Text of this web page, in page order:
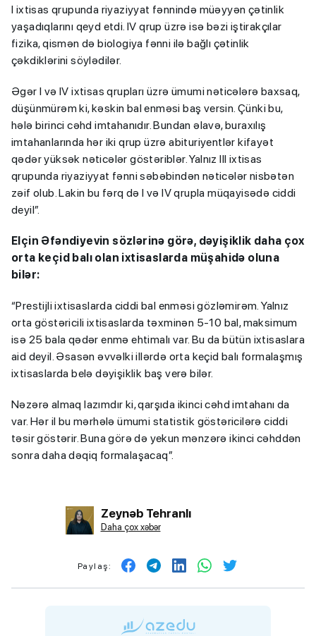
I ixtisas qrupunda riyaziyyat fənnində müəyyən çətinlik
yaşadıqlarını qeyd etdi. IV qrup üzrə isə bəzi iştirakçılar
fizika, qismən də biologiya fənni ilə bağlı çətinlik
çəkdiklərini söylədilər.
Əgər I və IV ixtisas qrupları üzrə ümumi nəticələrə baxsaq,
düşünmürəm ki, kəskin bal enməsi baş versin. Çünki bu,
hələ birinci cəhd imtahanıdır. Bundan əlavə, buraxılış
imtahanlarında hər iki qrup üzrə abituriyentlər kifayət
qədər yüksək nəticələr göstəriblər. Yalnız III ixtisas
qrupunda riyaziyyat fənni səbəbindən nəticələr nisbətən
zəif olub. Lakin bu fərq də I və IV qrupla müqayisədə ciddi
deyil”.
Elçin Əfəndiyevin sözlərinə görə, dəyişiklik daha çox
orta keçid balı olan ixtisaslarda müşahidə oluna
bilər:
“Prestijli ixtisaslarda ciddi bal enməsi gözləmirəm. Yalnız
orta göstəricili ixtisaslarda təxminən 5-10 bal, maksimum
isə 25 bala qədər enmə ehtimalı var. Bu da bütün ixtisaslara
aid deyil. Əsasən əvvəlki illərdə orta keçid balı formalaşmış
ixtisaslarda belə dəyişiklik baş verə bilər.
Nəzərə almaq lazımdır ki, qarşıda ikinci cəhd imtahanı da
var. Hər il bu mərhələ ümumi statistik göstəricilərə ciddi
təsir göstərir. Buna görə də yekun mənzərə ikinci cəhddən
sonra daha dəqiq formalaşacaq”.
Zeynəb Tehranlı
Daha çox xəbər
Paylaş: